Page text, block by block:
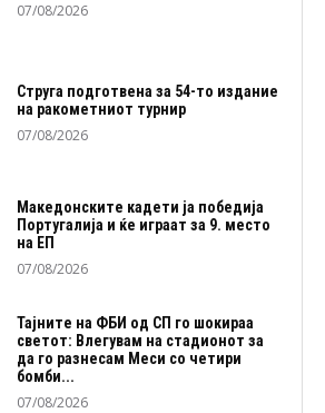
07/08/2026
Струга подготвена за 54-то издание
на ракометниот турнир
07/08/2026
Македонските кадети ја победија
Португалија и ќе играат за 9. место
на ЕП
07/08/2026
Тајните на ФБИ од СП го шокираа
светот: Влегувам на стадионот за
да го разнесам Меси со четири
бомби...
07/08/2026